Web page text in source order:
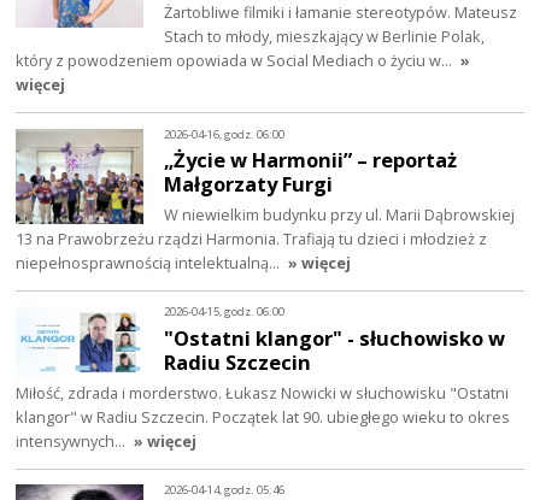
Żartobliwe filmiki i łamanie stereotypów. Mateusz
Stach to młody, mieszkający w Berlinie Polak,
który z powodzeniem opowiada w Social Mediach o życiu w… »
więcej
2026-04-16, godz. 06:00
„Życie w Harmonii” – reportaż
Małgorzaty Furgi
W niewielkim budynku przy ul. Marii Dąbrowskiej
13 na Prawobrzeżu rządzi Harmonia. Trafiają tu dzieci i młodzież z
niepełnosprawnością intelektualną… » więcej
2026-04-15, godz. 06:00
"Ostatni klangor" - słuchowisko w
Radiu Szczecin
Miłość, zdrada i morderstwo. Łukasz Nowicki w słuchowisku "Ostatni
klangor" w Radiu Szczecin. Początek lat 90. ubiegłego wieku to okres
intensywnych… » więcej
2026-04-14, godz. 05:46